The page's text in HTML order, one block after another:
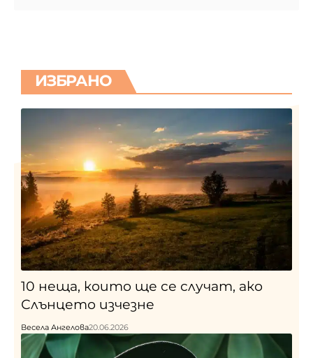
ИЗБРАНО
10 неща, които ще се случат, ако
Слънцето изчезне
Весела Ангелова20.06.2026